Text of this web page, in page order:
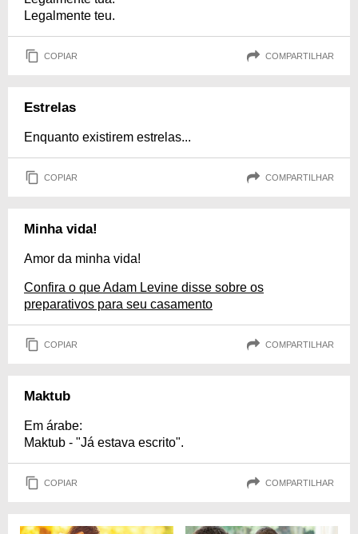
Legalmente teu.
COPIAR COMPARTILHAR
Estrelas
Enquanto existirem estrelas...
COPIAR COMPARTILHAR
Minha vida!
Amor da minha vida!
Confira o que Adam Levine disse sobre os
preparativos para seu casamento
COPIAR COMPARTILHAR
Maktub
Em árabe:
Maktub - "Já estava escrito".
COPIAR COMPARTILHAR